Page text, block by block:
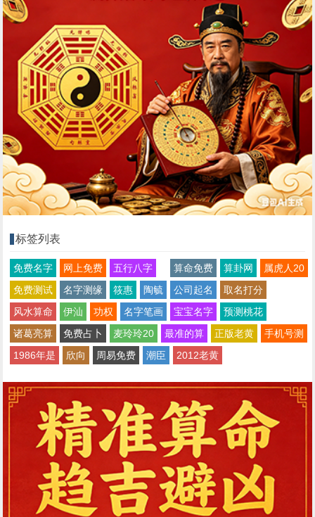
标签列表
免费名字 网上免费 五行八字 算命免费 算卦网
属虎人20
免费测试
名字测缘 筱惠 陶毓 公司起名
取名打分
风水算命
伊汕 功权 名字笔画 宝宝名字
预测桃花
诸葛亮算
免费占卜 麦玲玲20 最准的算 正版老黄
手机号测
1986年是
欣向 周易免费 潮臣 2012老黄